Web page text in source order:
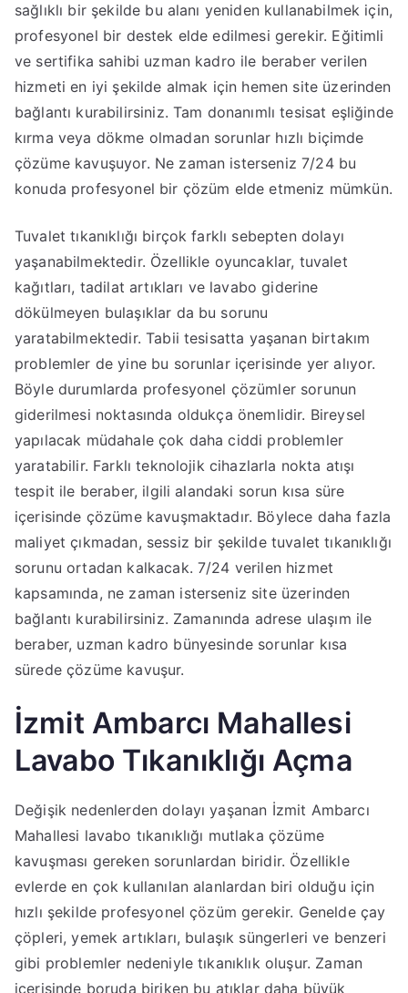
sağlıklı bir şekilde bu alanı yeniden kullanabilmek için,
profesyonel bir destek elde edilmesi gerekir. Eğitimli
ve sertifika sahibi uzman kadro ile beraber verilen
hizmeti en iyi şekilde almak için hemen site üzerinden
bağlantı kurabilirsiniz. Tam donanımlı tesisat eşliğinde
kırma veya dökme olmadan sorunlar hızlı biçimde
çözüme kavuşuyor. Ne zaman isterseniz 7/24 bu
konuda profesyonel bir çözüm elde etmeniz mümkün.
Tuvalet tıkanıklığı birçok farklı sebepten dolayı
yaşanabilmektedir. Özellikle oyuncaklar, tuvalet
kağıtları, tadilat artıkları ve lavabo giderine
dökülmeyen bulaşıklar da bu sorunu
yaratabilmektedir. Tabii tesisatta yaşanan birtakım
problemler de yine bu sorunlar içerisinde yer alıyor.
Böyle durumlarda profesyonel çözümler sorunun
giderilmesi noktasında oldukça önemlidir. Bireysel
yapılacak müdahale çok daha ciddi problemler
yaratabilir. Farklı teknolojik cihazlarla nokta atışı
tespit ile beraber, ilgili alandaki sorun kısa süre
içerisinde çözüme kavuşmaktadır. Böylece daha fazla
maliyet çıkmadan, sessiz bir şekilde tuvalet tıkanıklığı
sorunu ortadan kalkacak. 7/24 verilen hizmet
kapsamında, ne zaman isterseniz site üzerinden
bağlantı kurabilirsiniz. Zamanında adrese ulaşım ile
beraber, uzman kadro bünyesinde sorunlar kısa
sürede çözüme kavuşur.
İzmit Ambarcı Mahallesi
Lavabo Tıkanıklığı Açma
Değişik nedenlerden dolayı yaşanan İzmit Ambarcı
Mahallesi lavabo tıkanıklığı mutlaka çözüme
kavuşması gereken sorunlardan biridir. Özellikle
evlerde en çok kullanılan alanlardan biri olduğu için
hızlı şekilde profesyonel çözüm gerekir. Genelde çay
çöpleri, yemek artıkları, bulaşık süngerleri ve benzeri
gibi problemler nedeniyle tıkanıklık oluşur. Zaman
içerisinde boruda biriken bu atıklar daha büyük